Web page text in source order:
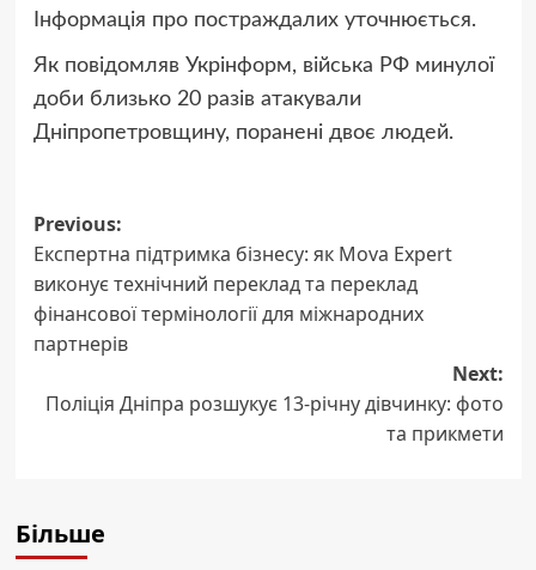
Інформація про постраждалих уточнюється.
Як повідомляв Укрінформ, війська РФ минулої
доби близько 20 разів атакували
Дніпропетровщину, поранені двоє людей.
Post
navigation
Previous:
Експертна підтримка бізнесу: як Mova Expert
виконує технічний переклад та переклад
фінансової термінології для міжнародних
партнерів
Next:
Поліція Дніпра розшукує 13-річну дівчинку: фото
та прикмети
Більше